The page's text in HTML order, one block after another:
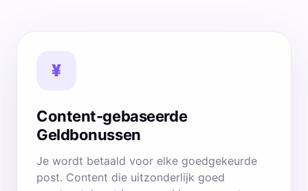
¥
Content-gebaseerde
Geldbonussen
Je wordt betaald voor elke goedgekeurde
post. Content die uitzonderlijk goed